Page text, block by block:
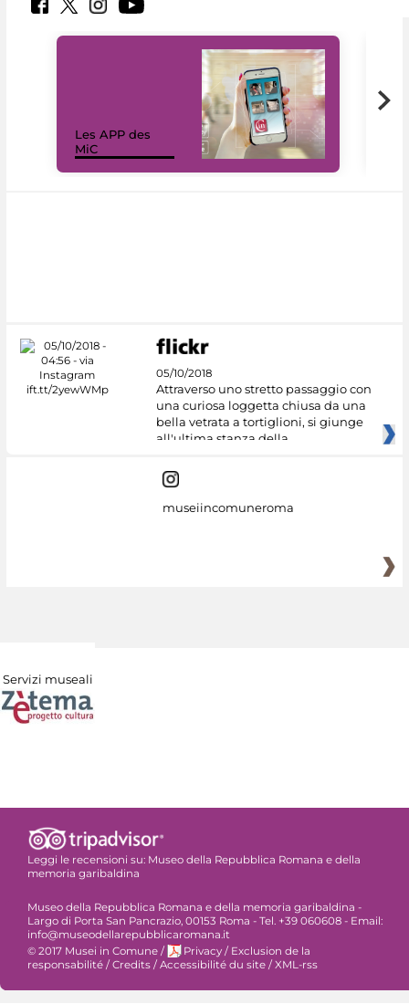
Les APP des
MiC
05/10/2018
Attraverso uno stretto passaggio con
una curiosa loggetta chiusa da una
bella vetrata a tortiglioni, si giunge
all'ultima stanza della
museiincomuneroma
Servizi museali
Leggi le recensioni su: Museo della Repubblica Romana e della
memoria garibaldina
Museo della Repubblica Romana e della memoria garibaldina -
Largo di Porta San Pancrazio, 00153 Roma - Tel. +39 060608 - Email:
info@museodellarepubblicaromana.it
© 2017 Musei in Comune / Privacy / Exclusion de la
responsabilité /Credits /Accessibilité du site /XML-rss